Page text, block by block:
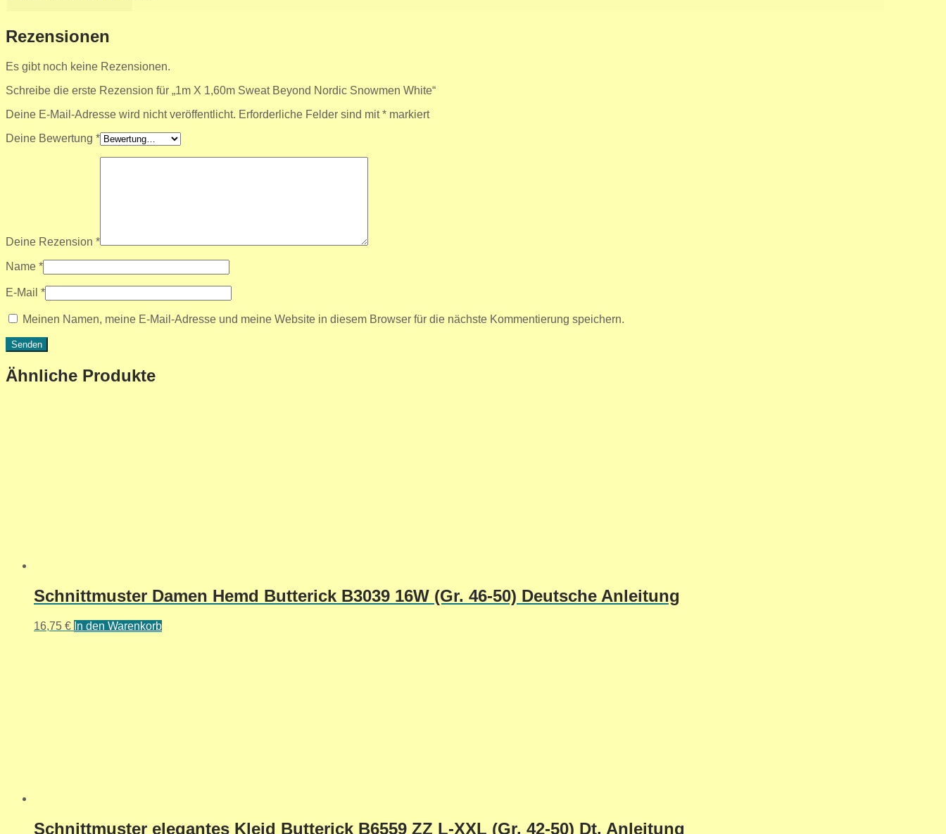
Rezensionen
Es gibt noch keine Rezensionen.
Schreibe die erste Rezension für „1m X 1,60m Sweat Beyond Nordic Snowmen White“
Deine E-Mail-Adresse wird nicht veröffentlicht. Erforderliche Felder sind mit* markiert
Deine Bewertung *
Deine Rezension *
Name *
E-Mail *
Meinen Namen, meine E-Mail-Adresse und meine Website in diesem Browser für die nächste Kommentierung speichern.
Ähnliche Produkte
Schnittmuster Damen Hemd Butterick B3039 16W (Gr. 46-50) Deutsche Anleitung
16,75 € In den Warenkorb
Schnittmuster elegantes Kleid Butterick B6559 ZZ L-XXL (Gr. 42-50) Dt. Anleitung